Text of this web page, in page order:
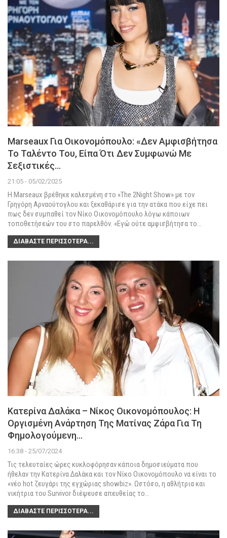
Marseaux Για Οικονομόπουλο: «Δεν Αμφισβήτησα
Το Ταλέντο Του, Είπα Ότι Δεν Συμφωνώ Με
Σεξιστικές…
21:05 - 05/02/2025
Η Marseaux βρέθηκε καλεσμένη στο «The 2Night Show» με τον
Γρηγόρη Αρναούτογλου και ξεκαθάρισε για την ατάκα που είχε πει
πως δεν συμπαθεί τον Νίκο Οικονομόπουλο λόγω κάποιων
τοποθετήσεών του στο παρελθόν. «Εγώ ούτε αμφισβήτησα το…
ΔΙΑΒΆΣΤΕ ΠΕΡΙΣΣΌΤΕΡΑ...
Κατερίνα Δαλάκα – Νίκος Οικονομόπουλος: Η
Οργισμένη Ανάρτηση Της Ματίνας Ζάρα Για Τη
Φημολογούμενη…
16:38 - 25/07/2024
Τις τελευταίες ώρες κυκλοφόρησαν κάποια δημοσιεύματα που
ήθελαν την Κατερίνα Δαλάκα και τον Νίκο Οικονομόπουλο να είναι το
«νέο hot ζευγάρι της εγχώριας showbiz». Ωστόσο, η αθλήτρια και
νικήτρια του Survivor διέψευσε απευθείας το…
ΔΙΑΒΆΣΤΕ ΠΕΡΙΣΣΌΤΕΡΑ...